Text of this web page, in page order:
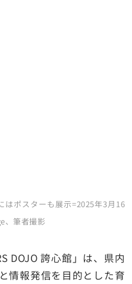
はポスターも展示=2025年3月16
、筆者撮影
DOJO 誇⼼館」は、県内
情報発信を目的とした育